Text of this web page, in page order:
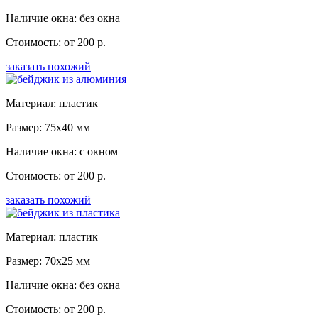
Наличие окна: без окна
Стоимость: от 200 р.
заказать похожий
Материал: пластик
Размер: 75x40 мм
Наличие окна: с окном
Стоимость: от 200 р.
заказать похожий
Материал: пластик
Размер: 70x25 мм
Наличие окна: без окна
Стоимость: от 200 р.